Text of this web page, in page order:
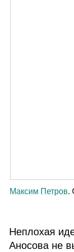
Максим Петров.
Неплохая
Аносова не